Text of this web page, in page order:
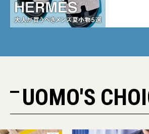
UOMO'S